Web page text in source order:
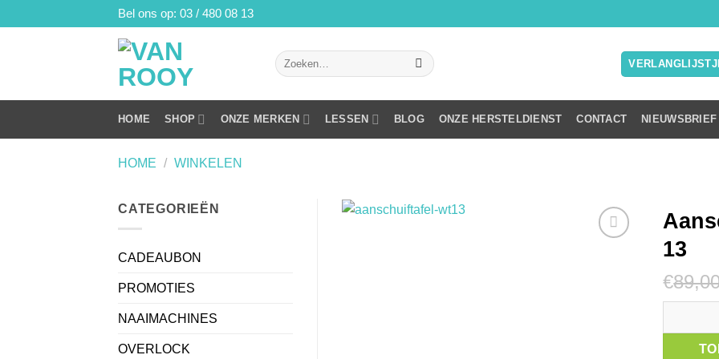
naar
Bel ons op: 03 / 480 08 13
Zoeken
naar:
HOME SHOP ONZE MERKEN LESSEN BLOG ONZE HERSTELDIENST CONTACT NIEUWSBRIEF
HOME / WINKELEN
CATEGORIEËN
CADEAUBON
PROMOTIES
NAAIMACHINES
OVERLOCK
13
€